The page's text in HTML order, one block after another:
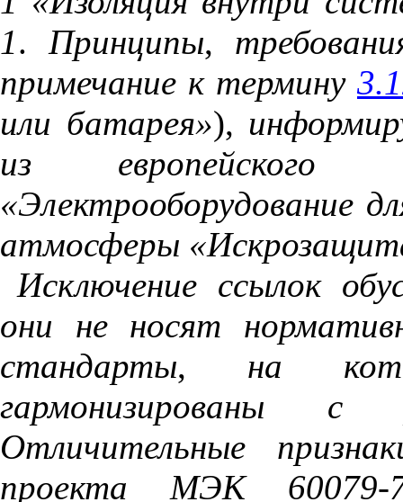
1. Принципы,
примечание к термину
или батарея»),
из
европейского
«Электрооборудование
атмосферы
Исключение ссылок
они
не носят
стандарты, на
гармонизированы
с
Отличительные
проекта
МЭК 60079-